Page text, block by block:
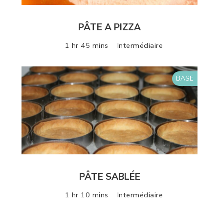
PÂTE A PIZZA
1 hr 45 mins Intermédiaire
BASE
PÂTE SABLÉE
1 hr 10 mins Intermédiaire